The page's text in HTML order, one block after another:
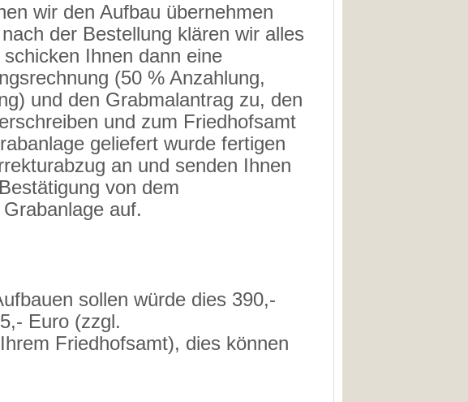
wir den Aufbau übernehmen
der Bestellung klären wir alles
Ihnen dann eine
(50 % Anzahlung,
und den Grabmalantrag zu, den
und zum Friedhofsamt
geliefert wurde fertigen
an und senden Ihnen
von dem
auf.
sollen würde dies 390,-
Euro (zzgl.
Friedhofsamt), dies können